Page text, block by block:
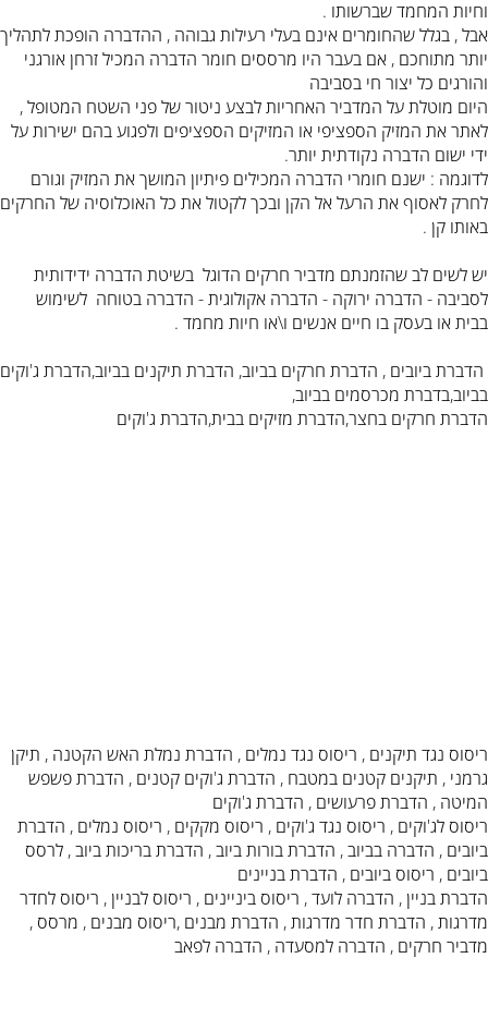
וחיות המחמד שברשותו .
אבל , בגלל שהחומרים אינם בעלי רעילות גבוהה , ההדברה הופכת לתהליך
יותר מתוחכם , אם בעבר היו מרססים חומר הדברה המכיל זרחן אורגני
והורגים כל יצור חי בסביבה
היום מוטלת על המדביר האחריות לבצע ניטור של פני השטח המטופל ,
לאתר את המזיק הספציפי או המזיקים הספציפים ולפגוע בהם ישירות על
ידי ישום הדברה נקודתית יותר.
לדוגמה : ישנם חומרי הדברה המכילים פיתיון המושך את המזיק וגורם
לחרק לאסוף את הרעל אל הקן ובכך לקטול את כל האוכלוסיה של החרקים
באותו קן .
יש לשים לב שהזמנתם מדביר חרקים הדוגל בשיטת הדברה ידידותית
לסביבה - הדברה ירוקה - הדברה אקולוגית - הדברה בטוחה לשימוש
בבית או בעסק בו חיים אנשים ו\או חיות מחמד .
הדברת ביובים , הדברת חרקים בביוב, הדברת תיקנים בביוב,הדברת ג'וקים
בביוב,בדברת מכרסמים בביוב,
הדברת חרקים בחצר,הדברת מזיקים בבית,הדברת ג'וקים
ריסוס נגד תיקנים , ריסוס נגד נמלים , הדברת נמלת האש הקטנה , תיקן
גרמני , תיקנים קטנים במטבח , הדברת ג'וקים קטנים , הדברת פשפש
המיטה , הדברת פרעושים , הדברת ג'וקים
ריסוס לג'וקים , ריסוס נגד ג'וקים , ריסוס מקקים , ריסוס נמלים , הדברת
ביובים , הדברה בביוב , הדברת בורות ביוב , הדברת בריכות ביוב , לרסס
ביובים , ריסוס ביובים , הדברת בניינים
הדברת בניין , הדברה לועד , ריסוס ביניינים , ריסוס לבניין , ריסוס לחדר
מדרגות , הדברת חדר מדרגות , הדברת מבנים ,ריסוס מבנים , מרסס ,
מדביר חרקים , הדברה למסעדה , הדברה לפאב